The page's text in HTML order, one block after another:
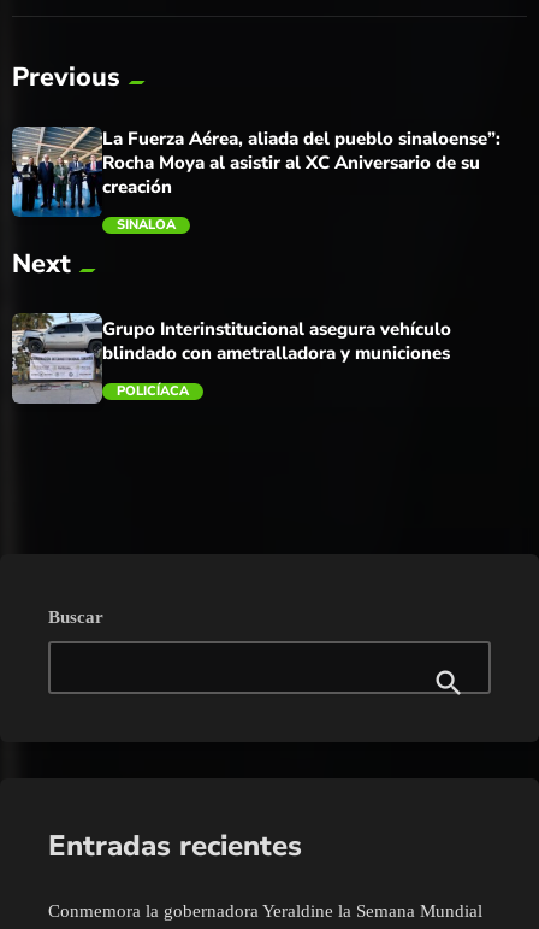
Previous
La Fuerza Aérea, aliada del pueblo sinaloense”:
Rocha Moya al asistir al XC Aniversario de su
creación
SINALOA
Next
Grupo Interinstitucional asegura vehículo
blindado con ametralladora y municiones
POLICÍACA
Buscar
Entradas recientes
Conmemora la gobernadora Yeraldine la Semana Mundial